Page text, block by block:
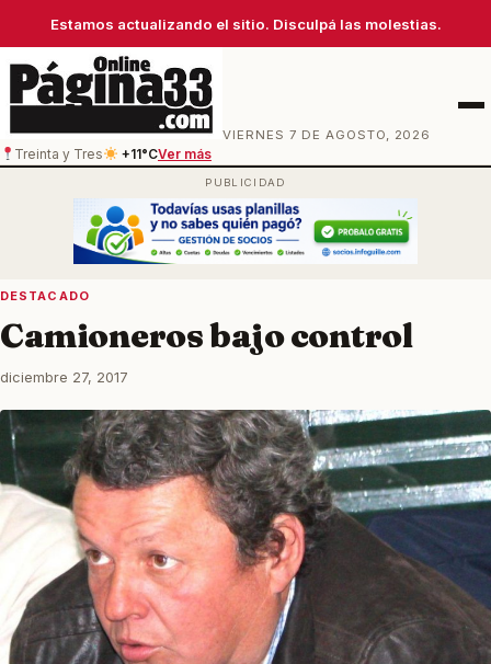
Estamos actualizando el sitio. Disculpá las molestias.
VIERNES 7 DE AGOSTO, 2026
Treinta y Tres
+11°CVer más
Menú
DESTACADO
Camioneros bajo control
diciembre 27, 2017